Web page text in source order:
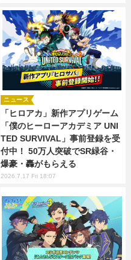
「ヒロアカ」新作アプリゲーム
「僕のヒーローアカデミア UNI
TED SURVIVAL」事前登録を受
付中！ 50万人突破でSR緑谷・
爆豪・轟がもらえる
ニュース
2026.7.17 Fri 18:07